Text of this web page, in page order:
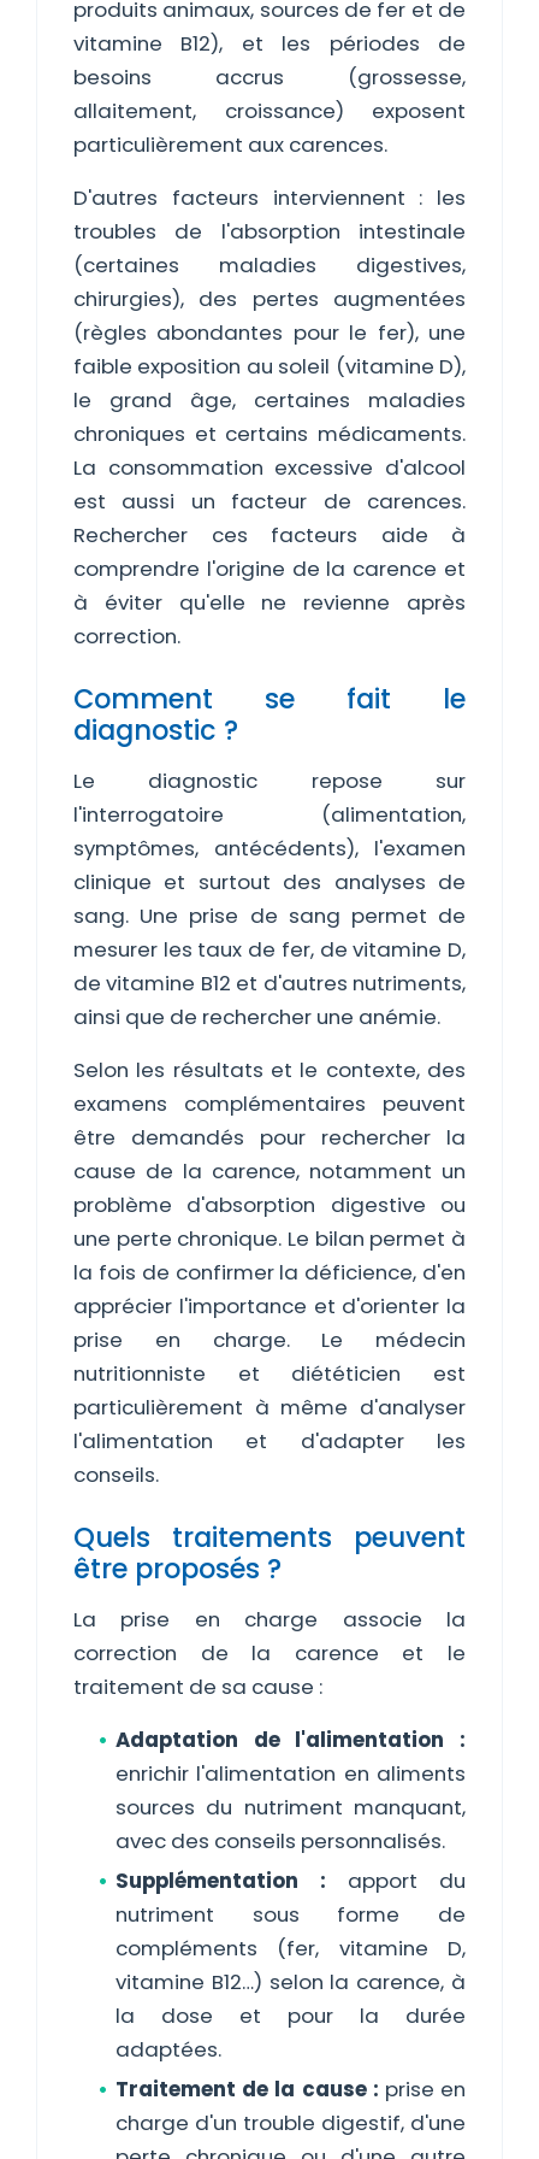
produits animaux, sources de fer et de
vitamine B12), et les périodes de
besoins accrus (grossesse,
allaitement, croissance) exposent
particulièrement aux carences.
D'autres facteurs interviennent : les
troubles de l'absorption intestinale
(certaines maladies digestives,
chirurgies), des pertes augmentées
(règles abondantes pour le fer), une
faible exposition au soleil (vitamine D),
le grand âge, certaines maladies
chroniques et certains médicaments.
La consommation excessive d'alcool
est aussi un facteur de carences.
Rechercher ces facteurs aide à
comprendre l'origine de la carence et
à éviter qu'elle ne revienne après
correction.
Comment se fait le
diagnostic ?
Le diagnostic repose sur
l'interrogatoire (alimentation,
symptômes, antécédents), l'examen
clinique et surtout des analyses de
sang. Une prise de sang permet de
mesurer les taux de fer, de vitamine D,
de vitamine B12 et d'autres nutriments,
ainsi que de rechercher une anémie.
Selon les résultats et le contexte, des
examens complémentaires peuvent
être demandés pour rechercher la
cause de la carence, notamment un
problème d'absorption digestive ou
une perte chronique. Le bilan permet à
la fois de confirmer la déficience, d'en
apprécier l'importance et d'orienter la
prise en charge. Le médecin
nutritionniste et diététicien est
particulièrement à même d'analyser
l'alimentation et d'adapter les
conseils.
Quels traitements peuvent
être proposés ?
La prise en charge associe la
correction de la carence et le
traitement de sa cause :
Adaptation de l'alimentation :
enrichir l'alimentation en aliments
sources du nutriment manquant,
avec des conseils personnalisés.
Supplémentation : apport du
nutriment sous forme de
compléments (fer, vitamine D,
vitamine B12…) selon la carence, à
la dose et pour la durée
adaptées.
Traitement de la cause : prise en
charge d'un trouble digestif, d'une